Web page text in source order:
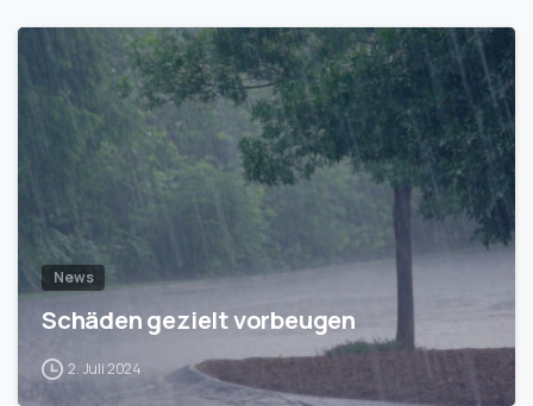
1
News
Schäden gezielt vorbeugen
2. Juli 2024